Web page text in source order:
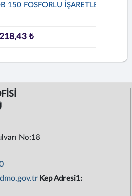
150 FOSFORLU İŞARETLEME
218,43 ₺
No:18
Kep Adresi1: